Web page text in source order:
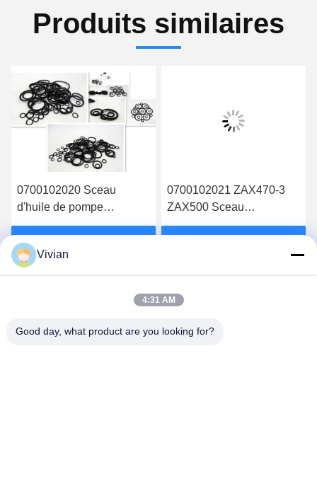
Produits similaires
0700102020 Sceau
d'huile de pompe
ZAX450H ZAX450-3
Obtenez le meilleur prix
0700102021 ZAX470-3
ZAX500 Sceau
mécanique du labyrinthe
Vivian
4:31 AM
Good day, what product are you looking for?